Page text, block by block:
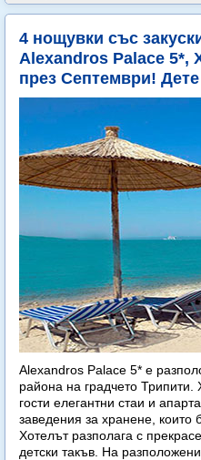
4 нощувки със
Alexandros Palace 5*,
през Септември! Дете
Alexandros Palace 5* e
района на градчето Трипити.
гости елегантни стаи и
заведения за хранене, които
Хотелът разполага с
детски такъв. На